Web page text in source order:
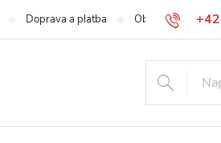
Doprava a platba Obchodné